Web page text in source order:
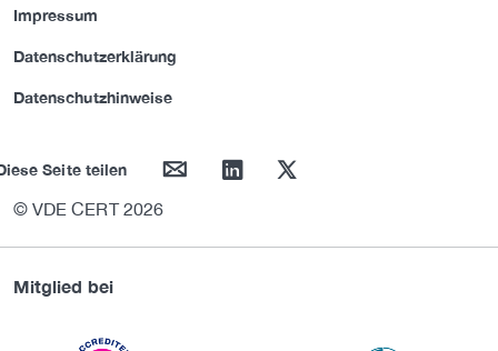
Impressum
Datenschutzerklärung
Datenschutzhinweise
Seite teilen mail linkedin twitter
© VDE CERT 2026
Mitglied bei